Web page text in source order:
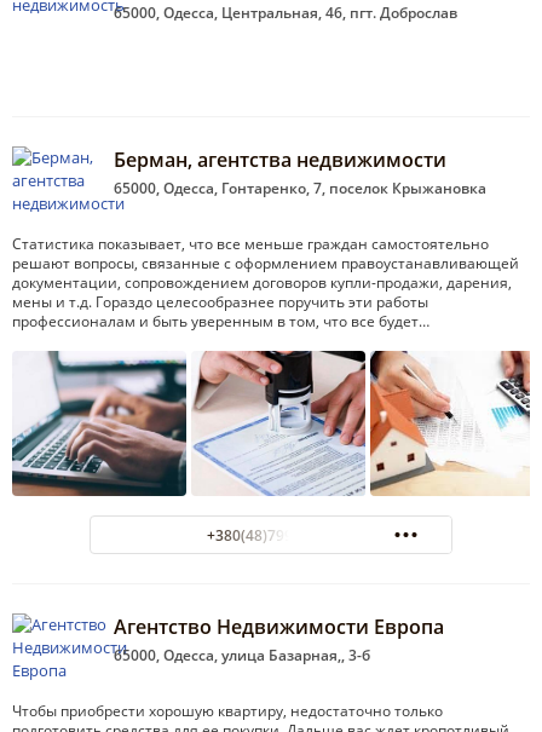
65000, Одесса, Центральная, 46, пгт. Доброслав
Берман, агентства недвижимости
65000, Одесса, Гонтаренко, 7, поселок Крыжановка
Статистика показывает, что все меньше граждан самостоятельно
решают вопросы, связанные с оформлением правоустанавливающей
документации, сопровождением договоров купли-продажи, дарения,
мены и т.д. Гораздо целесообразнее поручить эти работы
профессионалам и быть уверенным в том, что все будет…
+380(48)799-14-04
Агентство Недвижимости Европа
65000, Одесса, улица Базарная,, 3-б
Чтобы приобрести хорошую квартиру, недостаточно только